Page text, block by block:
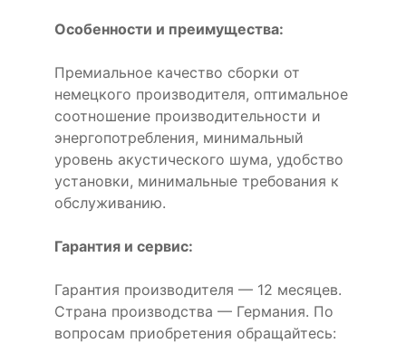
Особенности и преимущества:
Премиальное качество сборки от
немецкого производителя, оптимальное
соотношение производительности и
энергопотребления, минимальный
уровень акустического шума, удобство
установки, минимальные требования к
обслуживанию.
Гарантия и сервис:
Гарантия производителя — 12 месяцев.
Страна производства — Германия. По
вопросам приобретения обращайтесь: